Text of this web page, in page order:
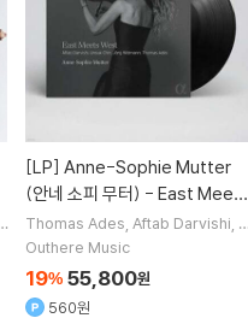
[LP]
(안네 소피 무터) - East Meets
West [2LP]
Thomas Ades Aftab Darvishi
진은숙 Jorg Widmann
Outhere Music
19% 55,800원
560원